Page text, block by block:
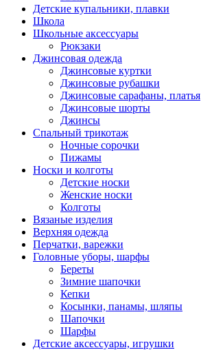
Детские купальники, плавки
Школа
Школьные аксессуары
Рюкзаки
Джинсовая одежда
Джинсовые куртки
Джинсовые рубашки
Джинсовые сарафаны, платья
Джинсовые шорты
Джинсы
Спальный трикотаж
Ночные сорочки
Пижамы
Носки и колготы
Детские носки
Женские носки
Колготы
Вязаные изделия
Верхняя одежда
Перчатки, варежки
Головные уборы, шарфы
Береты
Зимние шапочки
Кепки
Косынки, панамы, шляпы
Шапочки
Шарфы
Детские аксессуары, игрушки